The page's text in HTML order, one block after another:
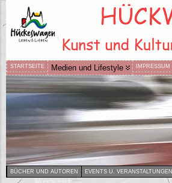
STARTSEITE Medien und Lifestyle IMPRESSUM
BÜCHER UND AUTOREN EVENTS U. VERANSTALTUNGEN